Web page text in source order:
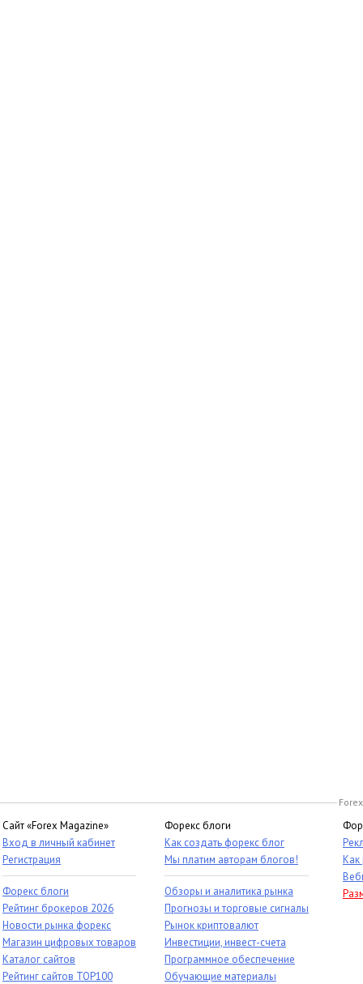
Сайт «Forex Magazine»
Вход в личный кабинет
Регистрация
Форекс блоги
Рейтинг брокеров 2026
Новости рынка форекс
Магазин цифровых товаров
Каталог сайтов
Рейтинг сайтов TOP100
Форекс блоги
Как создать форекс блог
Мы платим авторам блогов!
Обзоры и аналитика рынка
Прогнозы и торговые сигналы
Рынок криптовалют
Инвестиции, инвест-счета
Программное обеспечение
Обучающие материалы
Как